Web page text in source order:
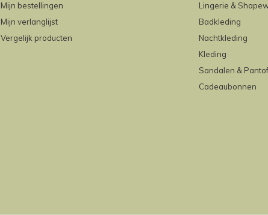
Mijn bestellingen
Mijn verlanglijst
Vergelijk producten
Lingerie &
Badkleding
Nachtkleding
Kleding
Sandalen &
Cadeaubonnen